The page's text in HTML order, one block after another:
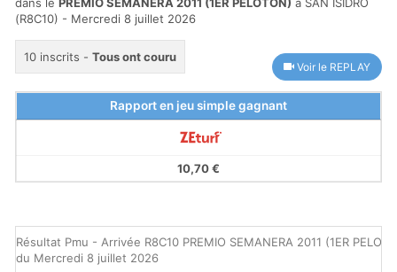
(R8C10) - Mercredi 8 juillet 2026
10 inscrits - Tous ont couru
Voir le REPLAY
Rapport en jeu simple gagnant
10,70 €
Résultat Pmu - Arrivée R8C10 PREMIO SEMANERA 2011 (1ER
du Mercredi 8 juillet 2026